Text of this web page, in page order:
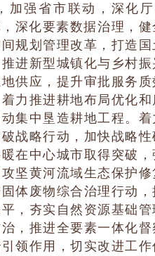
加强省市联动，深化
深化要素数据治理，
规划管理改革，打造
进新型城镇化与乡村
供应，提升审批服务
力推进耕地布局优化
集中垦造耕地工程。
战略行动，加快战略
在中心城市取得突破
坚黄河流域生态保护
体废物综合治理行动
，夯实自然资源基础
，推进全要素一体化
领作用，切实改进工